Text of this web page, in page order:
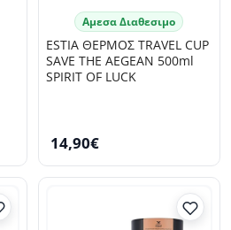
Αμεσα Διαθεσιμο
ESTIA ΘΕΡΜΟΣ TRAVEL CUP
SAVE THE AEGEAN 500ml
SPIRIT OF LUCK
14,90€